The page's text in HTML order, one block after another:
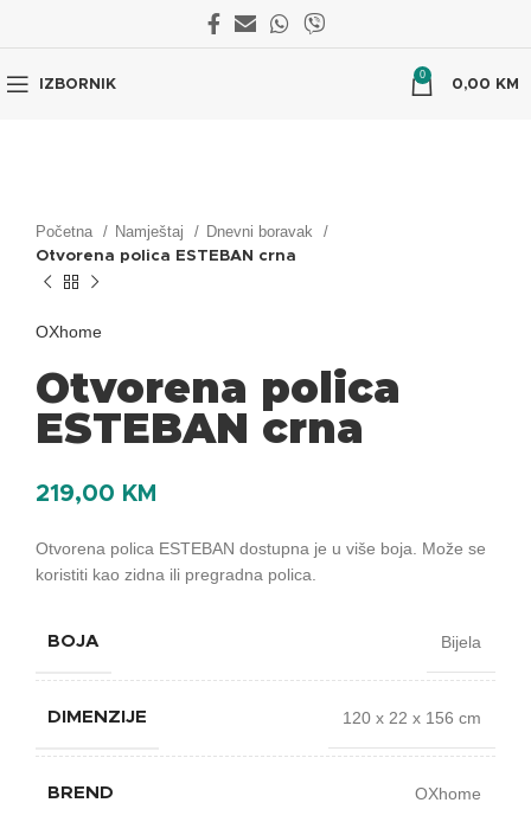
IZBORNIK
0
0,00 KM
Početna Namještaj Dnevni boravak
Otvorena polica ESTEBAN crna
OXhome
Otvorena polica
ESTEBAN crna
219,00 KM
Otvorena polica ESTEBAN dostupna je u više boja. Može se
koristiti kao zidna ili pregradna polica.
BOJA Bijela
DIMENZIJE 120 x 22 x 156 cm
BREND OXhome